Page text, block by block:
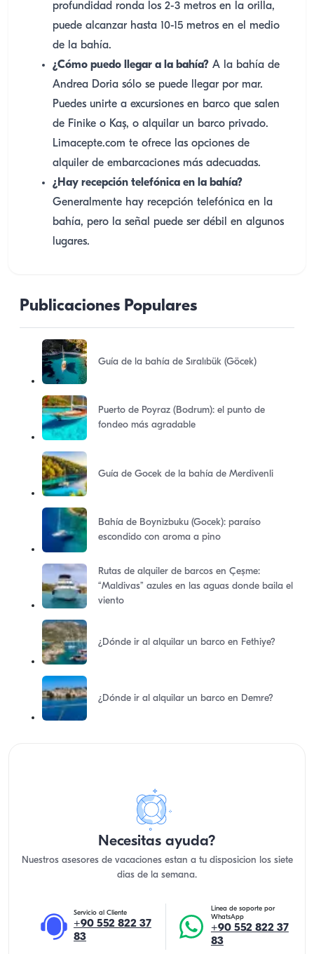
profundidad ronda los 2-3 metros en la orilla,
puede alcanzar hasta 10-15 metros en el medio
de la bahía.
¿Cómo puedo llegar a la bahía? A la bahía de
Andrea Doria sólo se puede llegar por mar.
Puedes unirte a excursiones en barco que salen
de Finike o Kaş, o alquilar un barco privado.
Limacepte.com te ofrece las opciones de
alquiler de embarcaciones más adecuadas.
¿Hay recepción telefónica en la bahía?
Generalmente hay recepción telefónica en la
bahía, pero la señal puede ser débil en algunos
lugares.
Publicaciones Populares
Guía de la bahía de Sıralıbük (Göcek)
Puerto de Poyraz (Bodrum): el punto de
fondeo más agradable
Guía de Gocek de la bahía de Merdivenli
Bahía de Boynizbuku (Gocek): paraíso
escondido con aroma a pino
Rutas de alquiler de barcos en Çeşme:
“Maldivas” azules en las aguas donde baila el
viento
¿Dónde ir al alquilar un barco en Fethiye?
¿Dónde ir al alquilar un barco en Demre?
Necesitas ayuda?
Nuestros asesores de vacaciones estan a tu disposicion los siete
dias de la semana.
Servicio al Cliente
+90 552 822 37
83
Linea de soporte por
WhatsApp
+90 552 822 37
83